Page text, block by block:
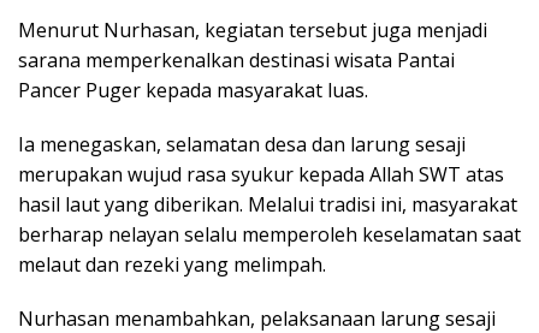
Menurut Nurhasan, kegiatan tersebut juga menjadi
sarana memperkenalkan destinasi wisata Pantai
Pancer Puger kepada masyarakat luas.
Ia menegaskan, selamatan desa dan larung sesaji
merupakan wujud rasa syukur kepada Allah SWT atas
hasil laut yang diberikan. Melalui tradisi ini, masyarakat
berharap nelayan selalu memperoleh keselamatan saat
melaut dan rezeki yang melimpah.
Nurhasan menambahkan, pelaksanaan larung sesaji